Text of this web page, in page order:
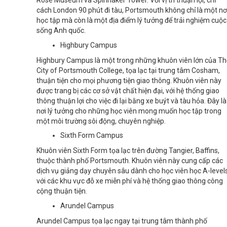
cách London 90 phút đi tàu, Portsmouth không chỉ là một
học tập mà còn là một địa điểm lý tưởng để trải nghiệm cuộc
sống Anh quốc.
Highbury Campus
Highbury Campus là một trong những khuôn viên lớn của
City of Portsmouth College, tọa lạc tại trung tâm Cosham,
thuận tiện cho mọi phương tiện giao thông. Khuôn viên này
được trang bị các cơ sở vật chất hiện đại, với hệ thống giao
thông thuận lợi cho việc đi lại bằng xe buýt và tàu hỏa. Đây là
nơi lý tưởng cho những học viên mong muốn học tập trong
một môi trường sôi động, chuyên nghiệp.
Sixth Form Campus
Khuôn viên Sixth Form tọa lạc trên đường Tangier, Baffins,
thuộc thành phố Portsmouth. Khuôn viên này cung cấp các
dịch vụ giảng dạy chuyên sâu dành cho học viên học A-
với các khu vực đỗ xe miễn phí và hệ thống giao thông công
cộng thuận tiện.
Arundel Campus
Arundel Campus tọa lạc ngay tại trung tâm thành phố